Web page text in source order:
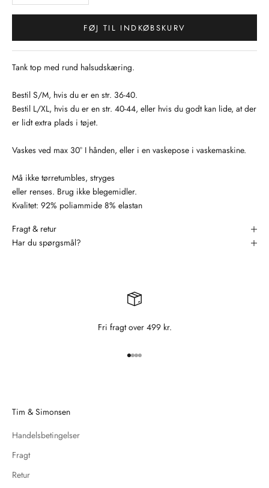
FØJ TIL INDKØBSKURV
Tank top med rund halsudskæring.
Bestil S/M, hvis du er en str. 36-40.
Bestil L/XL, hvis du er en str. 40-44, eller hvis du godt kan lide, at der
er lidt extra plads i tøjet.
Vaskes ved max 30° I hånden, eller i en vaskepose i vaskemaskine.
Må ikke tørretumbles, stryges
eller renses. Brug ikke blegemidler.
Kvalitet: 92% poliammide 8% elastan
Fragt & retur
Har du spørgsmål?
Fri fragt over 499 kr.
Gå til element 1
Gå til element 2
Gå til element 3
Gå til element 4
Tim & Simonsen
Handelsbetingelser
Fragt
Retur